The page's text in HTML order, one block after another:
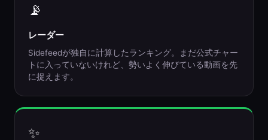
📡
レーダー
Sidefeedが独自に計算したランキング。まだ公式チャー
トに入っていないけれど、勢いよく伸びている動画を先
に捉えます。
✨